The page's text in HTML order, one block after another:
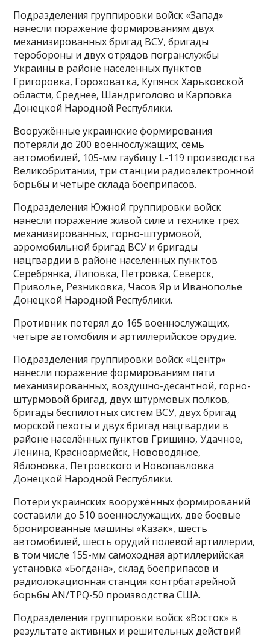
Подразделения группировки войск «Запад»
нанесли поражение формированиям двух
механизированных бригад ВСУ, бригады
теробороны и двух отрядов погранслужбы
Украины в районе населённых пунктов
Григоровка, Гороховатка, Купянск Харьковской
области, Среднее, Шандриголово и Карповка
Донецкой Народной Республики.
Вооружённые украинские формирования
потеряли до 200 военнослужащих, семь
автомобилей, 105-мм гаубицу L-119 производства
Великобритании, три станции радиоэлектронной
борьбы и четыре склада боеприпасов.
Подразделения Южной группировки войск
нанесли поражение живой силе и технике трёх
механизированных, горно-штурмовой,
аэромобильной бригад ВСУ и бригады
нацгвардии в районе населённых пунктов
Серебрянка, Липовка, Петровка, Северск,
Приволье, Резниковка, Часов Яр и Иванополье
Донецкой Народной Республики.
Противник потерял до 165 военнослужащих,
четыре автомобиля и артиллерийское орудие.
Подразделения группировки войск «Центр»
нанесли поражение формированиям пяти
механизированных, воздушно-десантной, горно-
штурмовой бригад, двух штурмовых полков,
бригады беспилотных систем ВСУ, двух бригад
морской пехоты и двух бригад нацгвардии в
районе населённых пунктов Гришино, Удачное,
Ленина, Красноармейск, Нововодяное,
Яблоновка, Петровского и Новопавловка
Донецкой Народной Республики.
Потери украинских вооружённых формирований
составили до 510 военнослужащих, две боевые
бронированные машины «Казак», шесть
автомобилей, шесть орудий полевой артиллерии,
в том числе 155-мм самоходная артиллерийская
установка «Богдана», склад боеприпасов и
радиолокационная станция контрбатарейной
борьбы AN/TPQ-50 производства США.
Подразделения группировки войск «Восток» в
результате активных и решительных действий